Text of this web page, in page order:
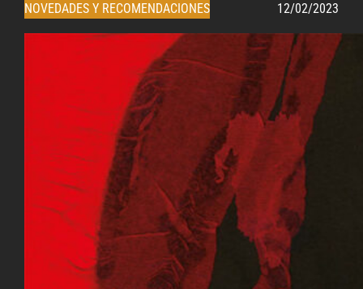
NOVEDADES Y RECOMENDACIONES 12/02/2023